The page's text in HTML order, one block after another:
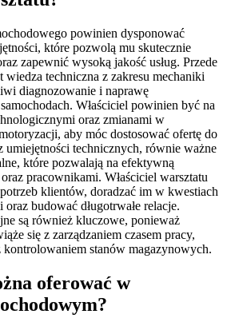
powinien dysponować
które pozwolą mu skutecznie
zapewnić wysoką jakość usług. Przede
wiedza techniczna z zakresu mechaniki
diagnozowanie i naprawę
Właściciel powinien być na
oraz zmianami w
aby móc dostosować ofertę do
umiejętności technicznych, równie ważne
które pozwalają na efektywną
pracownikami. Właściciel warsztatu
klientów, doradzać im w kwestiach
budować długotrwałe relacje.
są również kluczowe, ponieważ
się z zarządzaniem czasem pracy,
kontrolowaniem stanów magazynowych.
oferować w